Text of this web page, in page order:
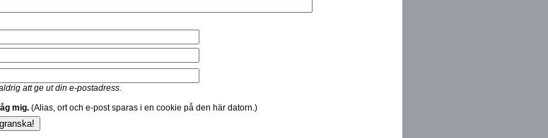
att ge ut din e-postadress.
mig. (Alias, ort och e-post sparas i en cookie på den här datorn.)